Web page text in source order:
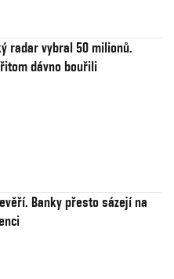
radar vybral 50 milionů.
dávno bouřili
Banky přesto sázejí na